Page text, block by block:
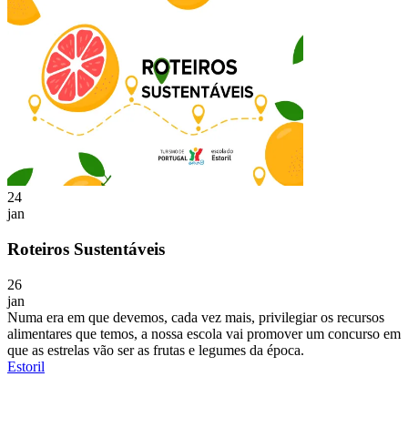
24
jan
Roteiros Sustentáveis
26
jan
Numa era em que devemos, cada vez mais, privilegiar os recursos
alimentares que temos, a nossa escola vai promover um concurso em
que as estrelas vão ser as frutas e legumes da época.
Estoril